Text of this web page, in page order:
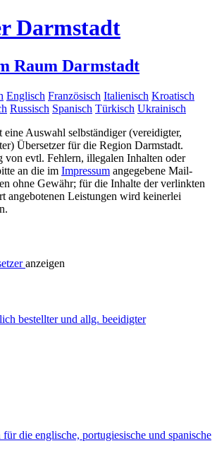
Darmstadt
Raum Darmstadt
Englisch Französisch Italienisch Kroatisch
Russisch Spanisch Türkisch Ukrainisch
Auswahl selbständiger (vereidigter,
Übersetzer für die Region Darmstadt.
von evtl. Fehlern, illegalen Inhalten oder
an die im Impressum angegebene Mail-
ohne Gewähr; für die Inhalte der verlinkten
angebotenen Leistungen wird keinerlei
anzeigen
bestellter und allg. beeidigter
die englische, portugiesische und spanische